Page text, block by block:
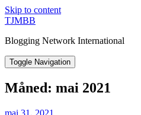
Skip to content
TJMBB
Blogging Network International
Toggle Navigation
Måned: mai 2021
mai 31, 2021